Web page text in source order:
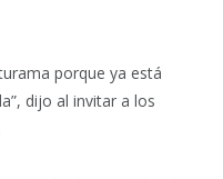
porque ya está
dijo al invitar a los